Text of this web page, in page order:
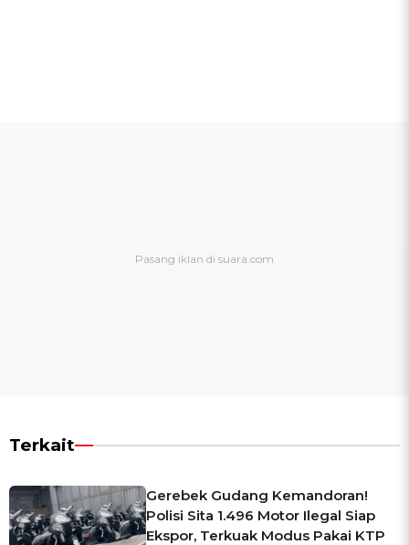
Terkait
Gerebek Gudang Kemandoran!
Polisi Sita 1.496 Motor Ilegal Siap
Ekspor, Terkuak Modus Pakai KTP